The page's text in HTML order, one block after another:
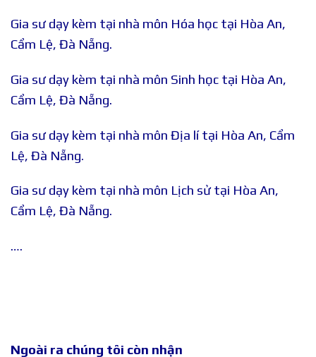
Gia sư dạy kèm tại nhà môn Hóa học tại Hòa An,
Cẩm Lệ, Đà Nẵng.
Gia sư dạy kèm tại nhà môn Sinh học tại Hòa An,
Cẩm Lệ, Đà Nẵng.
Gia sư dạy kèm tại nhà môn Địa lí tại Hòa An, Cẩm
Lệ, Đà Nẵng.
Gia sư dạy kèm tại nhà môn Lịch sử tại Hòa An,
Cẩm Lệ, Đà Nẵng.
….
Ngoài ra chúng tôi còn nhận